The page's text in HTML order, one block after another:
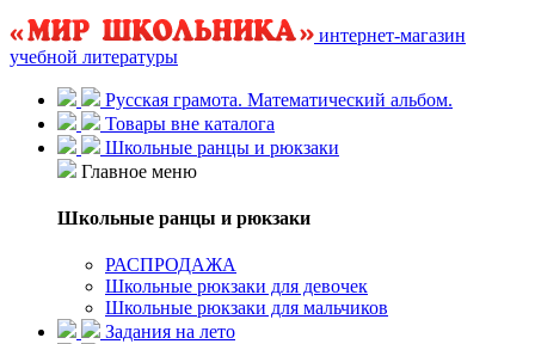
интернет-магазин
учебной литературы
Русская грамота. Математический альбом.
Товары вне каталога
Школьные ранцы и рюкзаки
Главное меню
Школьные ранцы и рюкзаки
РАСПРОДАЖА
Школьные рюкзаки для девочек
Школьные рюкзаки для мальчиков
Задания на лето